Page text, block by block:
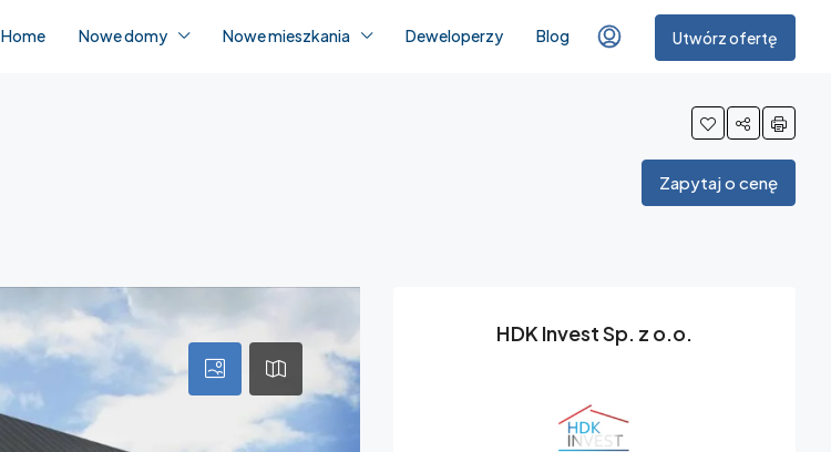
Home Nowe domy Nowe mieszkania Deweloperzy Blog Utwórz ofertę
Zapytaj o cenę
HDK Invest Sp. z o.o.